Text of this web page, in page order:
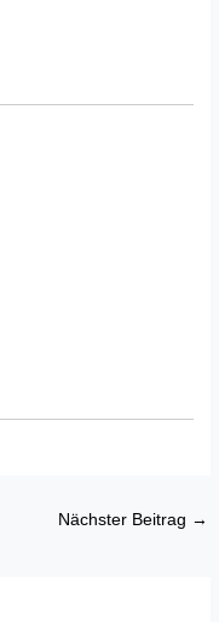
Nächster Beitrag →